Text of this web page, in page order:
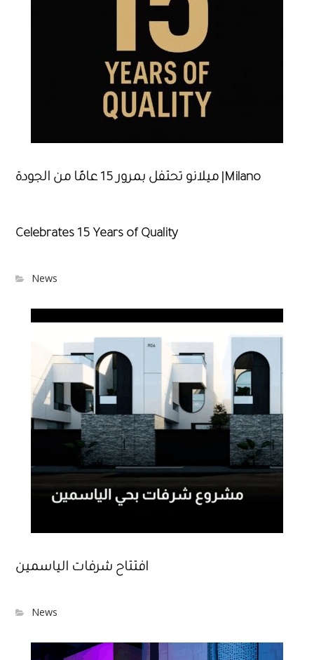
ميلانو تحتفل بمرور 15 عامًا من الجودة |Milano
Celebrates 15 Years of Quality
News
افتتاح شرفات الياسمين
News